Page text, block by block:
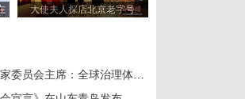
大使夫人探店北京老字号
国际标准化组织发展中国家委员会主席：全球治理体系改革应共建共享